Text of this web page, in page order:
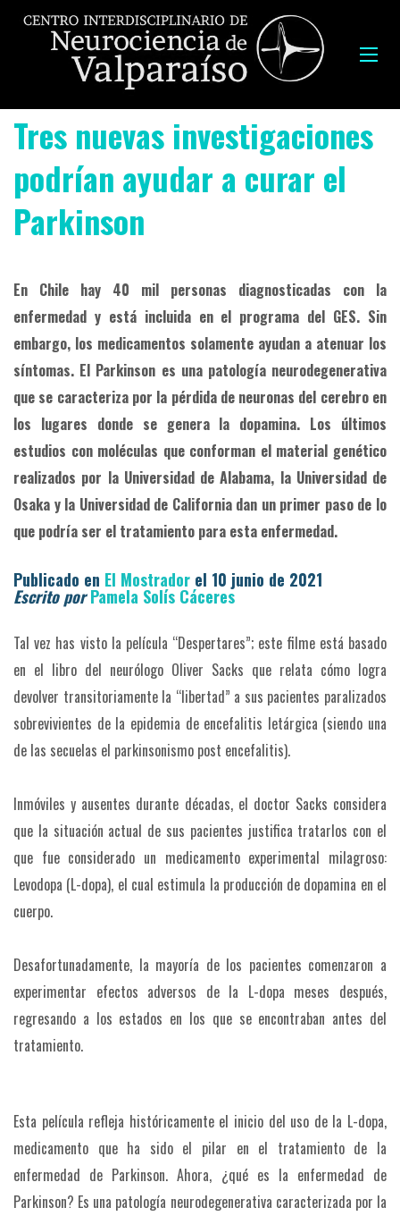
Tres nuevas investigaciones
podrían ayudar a curar el
Parkinson
En Chile hay 40 mil personas diagnosticadas con la
enfermedad y está incluida en el programa del GES. Sin
embargo, los medicamentos solamente ayudan a atenuar los
síntomas. El Parkinson es una patología neurodegenerativa
que se caracteriza por la pérdida de neuronas del cerebro en
los lugares donde se genera la dopamina. Los últimos
estudios con moléculas que conforman el material genético
realizados por la Universidad de Alabama, la Universidad de
Osaka y la Universidad de California dan un primer paso de lo
que podría ser el tratamiento para esta enfermedad.
Publicado en El Mostrador el 10 junio de 2021
Escrito por Pamela Solís Cáceres
Tal vez has visto la película “Despertares”; este filme está basado
en el libro del neurólogo Oliver Sacks que relata cómo logra
devolver transitoriamente la “libertad” a sus pacientes paralizados
sobrevivientes de la epidemia de encefalitis letárgica (siendo una
de las secuelas el parkinsonismo post encefalitis).
Inmóviles y ausentes durante décadas, el doctor Sacks considera
que la situación actual de sus pacientes justifica tratarlos con el
que fue considerado un medicamento experimental milagroso:
Levodopa (L-dopa), el cual estimula la producción de dopamina en el
cuerpo.
Desafortunadamente, la mayoría de los pacientes comenzaron a
experimentar efectos adversos de la L-dopa meses después,
regresando a los estados en los que se encontraban antes del
tratamiento.
Esta película refleja históricamente el inicio del uso de la L-dopa,
medicamento que ha sido el pilar en el tratamiento de la
enfermedad de Parkinson. Ahora, ¿qué es la enfermedad de
Parkinson? Es una patología neurodegenerativa caracterizada por la